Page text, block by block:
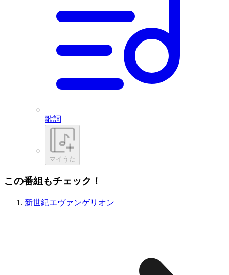
歌詞
マイうた
この番組もチェック！
新世紀エヴァンゲリオン